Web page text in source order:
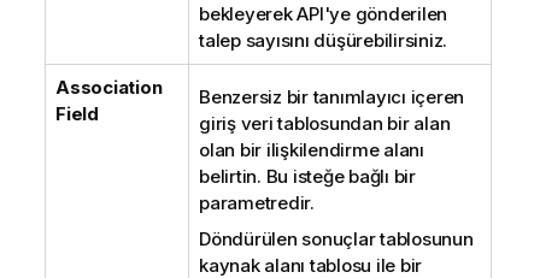
bekleyerek API'ye gönderilen
talep sayısını düşürebilirsiniz.
Association
Field
Benzersiz bir tanımlayıcı içeren
giriş veri tablosundan bir alan
olan bir ilişkilendirme alanı
belirtin. Bu isteğe bağlı bir
parametredir.
Döndürülen sonuçlar tablosunun
kaynak alanı tablosu ile bir